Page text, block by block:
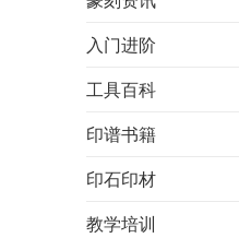
入门进阶
工具百科
印谱书籍
印石印材
教学培训